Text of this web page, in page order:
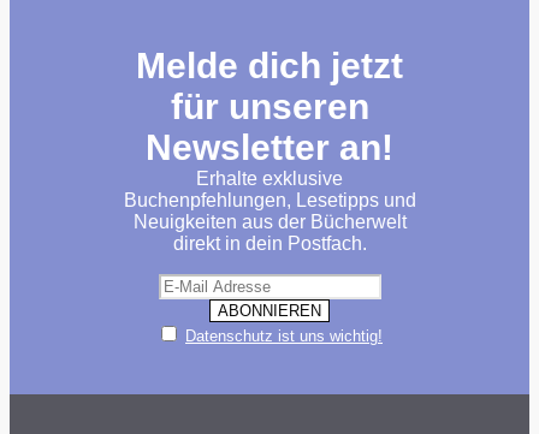
Melde dich jetzt
für unseren
Newsletter an!
Erhalte exklusive
Buchenpfehlungen, Lesetipps und
Neuigkeiten aus der Bücherwelt
direkt in dein Postfach.
Datenschutz ist uns wichtig!